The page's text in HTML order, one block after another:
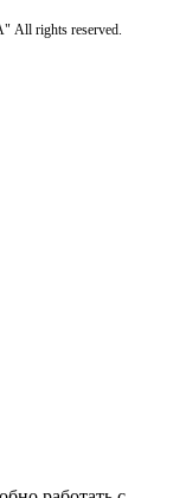
rights reserved.